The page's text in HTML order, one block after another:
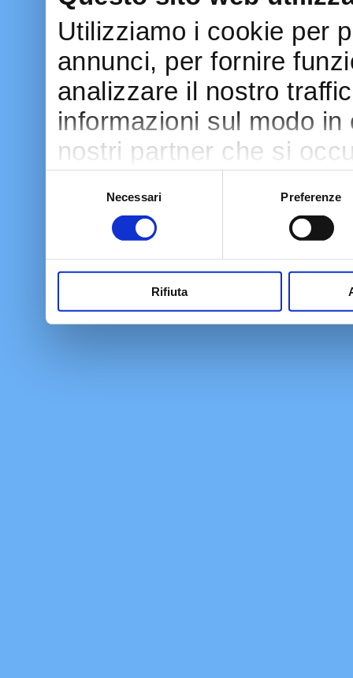
Utilizziamo i cookie per
annunci, per fornire
analizzare il nostro
informazioni sul modo
nostri partner che si
con altre informazioni
raccolto dal tuo utilizzo
Necessari Preferenze
Rifiuta